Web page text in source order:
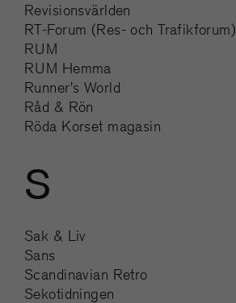
Revisionsvärlden
RT-Forum (Res- och Trafikforum)
RUM
RUM Hemma
Runner's World
Råd & Rön
Röda Korset magasin
S
Sak & Liv
Sans
Scandinavian Retro
Sekotidningen